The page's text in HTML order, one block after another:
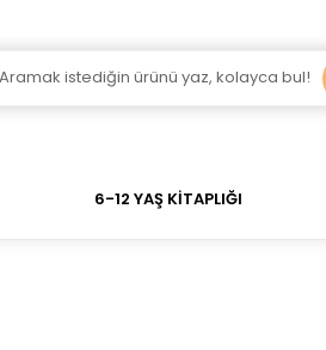
siparişler Aynı Gün Kargo!
6-12 YAŞ KİTAPLIĞI